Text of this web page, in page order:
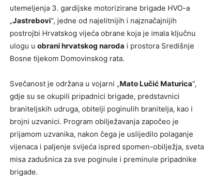
utemeljenja 3. gardijske motorizirane brigade HVO-a
„Jastrebovi“, jedne od najelitnijih i najznačajnijih
postrojbi Hrvatskog vijeća obrane koja je imala ključnu
ulogu u obrani hrvatskog naroda i prostora Središnje
Bosne tijekom Domovinskog rata.
Svečanost je održana u vojarni „Mato Lučić Maturica“,
gdje su se okupili pripadnici brigade, predstavnici
braniteljskih udruga, obitelji poginulih branitelja, kao i
brojni uzvanici. Program obilježavanja započeo je
prijamom uzvanika, nakon čega je uslijedilo polaganje
vijenaca i paljenje svijeća ispred spomen-obilježja, sveta
misa zadušnica za sve poginule i preminule pripadnike
brigade.